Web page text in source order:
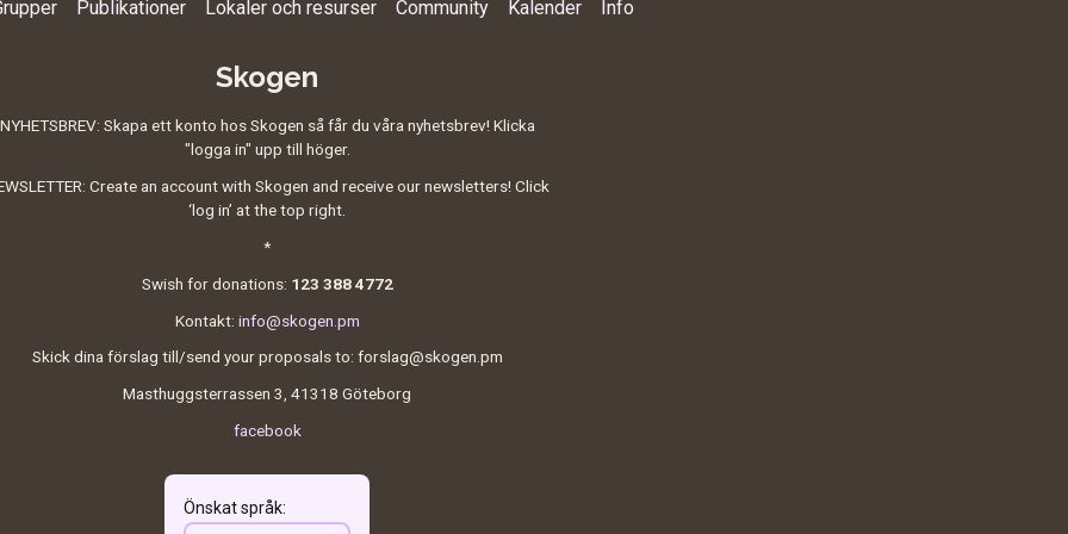
Publikationer Lokaler och resurser Community Kalender Info
Skogen
NYHETSBREV: Skapa ett konto hos Skogen så får du våra nyhetsbrev! Klicka
"logga in" upp till höger.
Create an account with Skogen and receive our newsletters! Click
‘log in’ at the top right.
*
Swish for donations: 123 388 4772
Kontakt: info@skogen.pm
Skick dina förslag till/send your proposals to: forslag@skogen.pm
Masthuggsterrassen 3, 41318 Göteborg
facebook
Önskat språk: